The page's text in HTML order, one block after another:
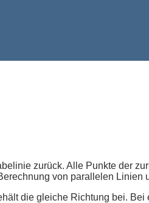
zurück. Alle Punkte der
von parallelen Linien
die gleiche Richtung bei. Bei